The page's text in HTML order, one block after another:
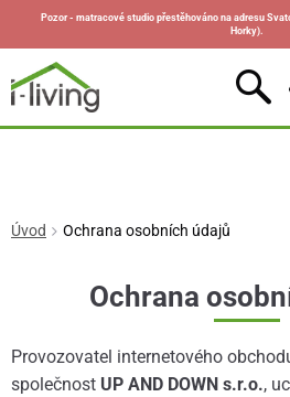
Pozor - matracové studio přestěhováno na adresu
Horky).
Úvod Ochrana osobních údajů
Ochrana
Provozovatel internetového
společnost UP AND DOWN s.r.o.,